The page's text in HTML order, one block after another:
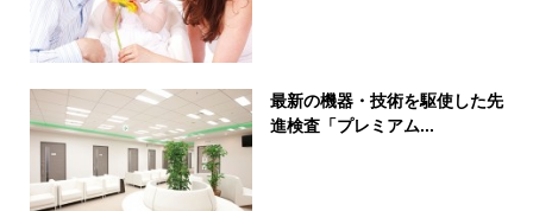
最新の機器・技術を駆使した先
進検査「プレミアム...